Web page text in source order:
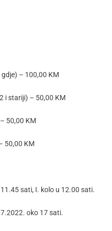
– 100,00 KM
i stariji) – 50,00 KM
50,00 KM
50,00 KM
sati, I. kolo u 12.00 sati.
oko 17 sati.